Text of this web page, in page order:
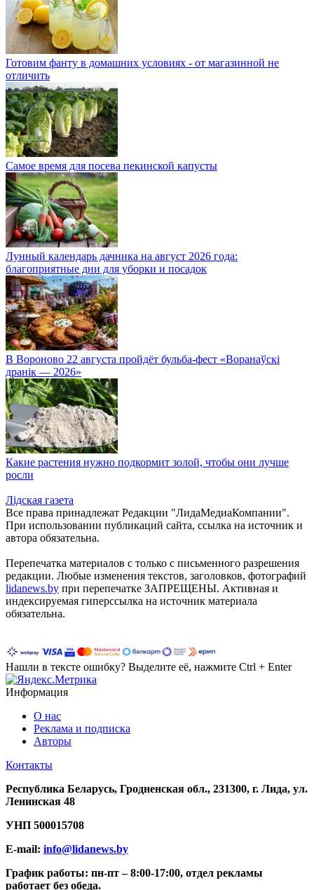
Готовим фанту в домашних условиях - от магазинной не
отличить
Самое время для посева пекинской капусты
Лунный календарь дачника на август 2026 года:
благоприятные дни для уборки и посадок
В Вороново 22 августа пройдёт бульба-фест «Воранаўскі
дранік — 2026»
Какие растения нужно подкормит золой, чтобы они лучше
росли
Лiдская газета
Все права принадлежат Редакции "ЛидаМедиаКомпании".
При использовании публикаций сайта, ссылка на источник и
автора обязательна.
Перепечатка материалов c только с письменного разрешения
редакции. Любые изменения текстов, заголовков, фотографий
lidanews.by при перепечатке ЗАПРЕЩЕНЫ. Активная и
индексируемая гиперссылка на источник материала
обязательна.
Нашли в тексте ошибку? Выделите её, нажмите Ctrl + Enter
Информация
О нас
Реклама и подписка
Авторы
Контакты
Республика Беларусь, Гродненская обл., 231300, г. Лида, ул.
Ленинская 48
УНП 500015708
E-mail: info@lidanews.by
График работы: пн-пт –8:00-17:00, отдел рекламы
работает без обеда.